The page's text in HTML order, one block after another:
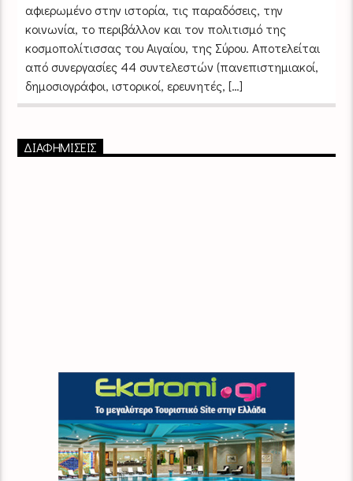
αφιερωμένο στην ιστορία, τις παραδόσεις, την
κοινωνία, το περιβάλλον και τον πολιτισμό της
κοσμοπολίτισσας του Αιγαίου, της Σύρου. Αποτελείται
από συνεργασίες 44 συντελεστών (πανεπιστημιακοί,
δημοσιογράφοι, ιστορικοί, ερευνητές, […]
ΔΙΑΦΗΜΙΣΕΙΣ